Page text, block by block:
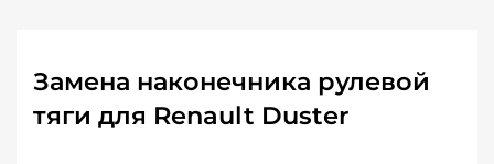
Замена наконечника рулевой
тяги для Renault Duster